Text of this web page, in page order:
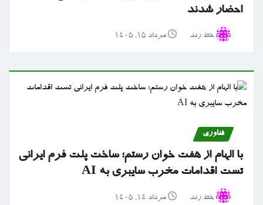
احضار شدند
خط رند مرداد ۱۵, ۱۴۰۵
فناوری
با الهام از هفت خوان رستم؛ ساخت پلت فرم ایرانی
تست اقدامات مخرب سایبری به AI
خط رند مرداد ۱۴, ۱۴۰۵